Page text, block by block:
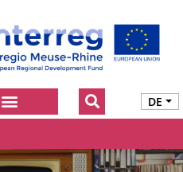
DE